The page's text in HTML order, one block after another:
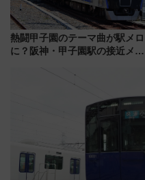
熱闘甲子園のテーマ曲が駅メロ
に？阪神・甲子園駅の接近メロ
谷実アレンジの特別仕様へ、8月